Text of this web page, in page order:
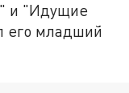
и "Идущие
его младший